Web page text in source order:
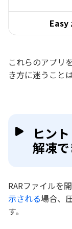
Easy
これらのアプリ
き方に迷うこと
ヒン
解凍
RARファイルを
示される場合、
す。